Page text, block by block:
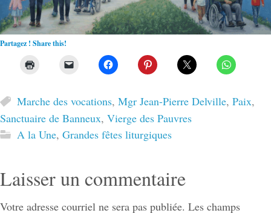
Partagez ! Share this!
Marche des vocations, Mgr Jean-Pierre Delville, Paix,
Sanctuaire de Banneux, Vierge des Pauvres
A la Une, Grandes fêtes liturgiques
Laisser un commentaire
Votre adresse courriel ne sera pas publiée. Les champs